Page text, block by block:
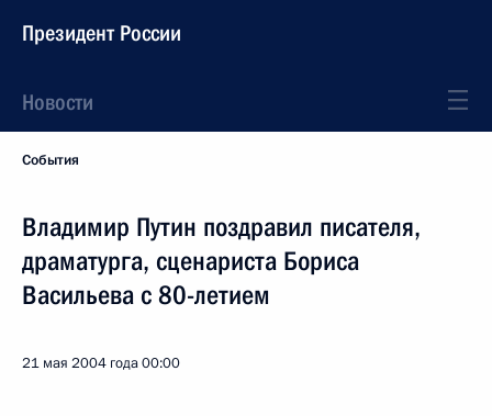
Президент России
Новости
События
Владимир Путин поздравил писателя,
драматурга, сценариста Бориса
Васильева с 80-летием
21 мая 2004 года00:00